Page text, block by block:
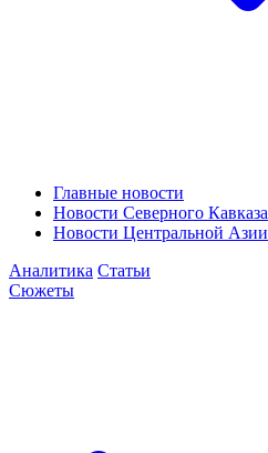
Главные новости
Новости Северного Кавказа
Новости Центральной Азии
Аналитика Статьи
Сюжеты